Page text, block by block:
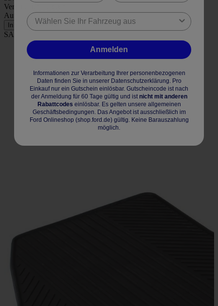
Versandfrei ab 30€*
Auf Lager
In den Warenkorb
SALE
Anmelden
Informationen zur Verarbeitung Ihrer personenbezogenen
Daten finden Sie in unserer Datenschutzerklärung. Pro
Einkauf nur ein Gutschein einlösbar. Gutscheincode ist nach
der Anmeldung für 60 Tage gültig und ist nicht mit anderen
Rabattcodes einlösbar. Es gelten unsere allgemeinen
Geschäftsbedingungen. Das Angebot ist ausschließlich im
Ford Onlineshop (shop.ford.de) gültig. Keine Barauszahlung
möglich.